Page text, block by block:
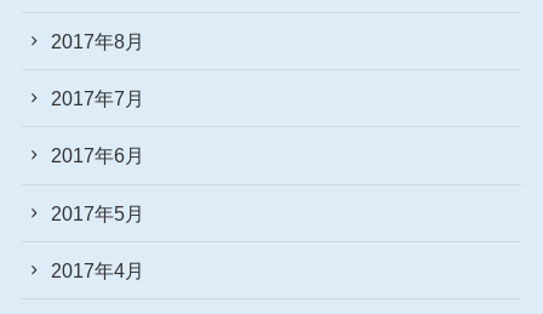
2017年8月
2017年7月
2017年6月
2017年5月
2017年4月